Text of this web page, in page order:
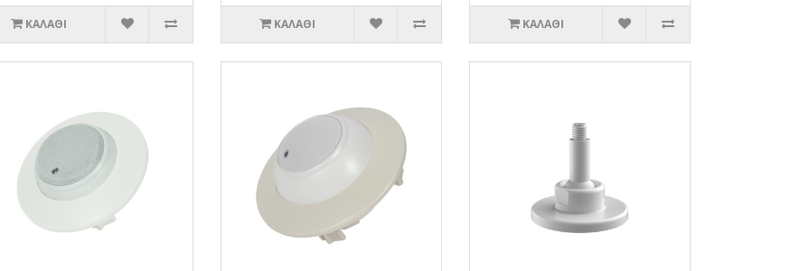
ΚΑΛΆΘΙ ΚΑΛΆΘΙ ΚΑΛΆΘΙ